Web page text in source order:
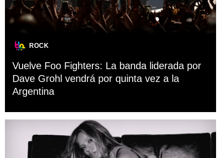
ROCK
Vuelve Foo Fighters: La banda liderada por
Dave Grohl vendrá por quinta vez a la
Argentina